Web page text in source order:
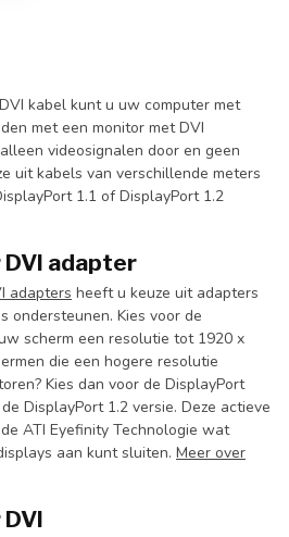
kabel kunt u uw computer met
met een monitor met DVI
videosignalen door en geen
uit kabels van verschillende meters
1.1 of DisplayPort 1.2
adapter
adapters heeft u keuze uit adapters
ondersteunen. Kies voor de
scherm een resolutie tot 1920 x
die een hogere resolutie
Kies dan voor de DisplayPort
DisplayPort 1.2 versie. Deze actieve
ATI Eyefinity Technologie wat
aan kunt sluiten. Meer over